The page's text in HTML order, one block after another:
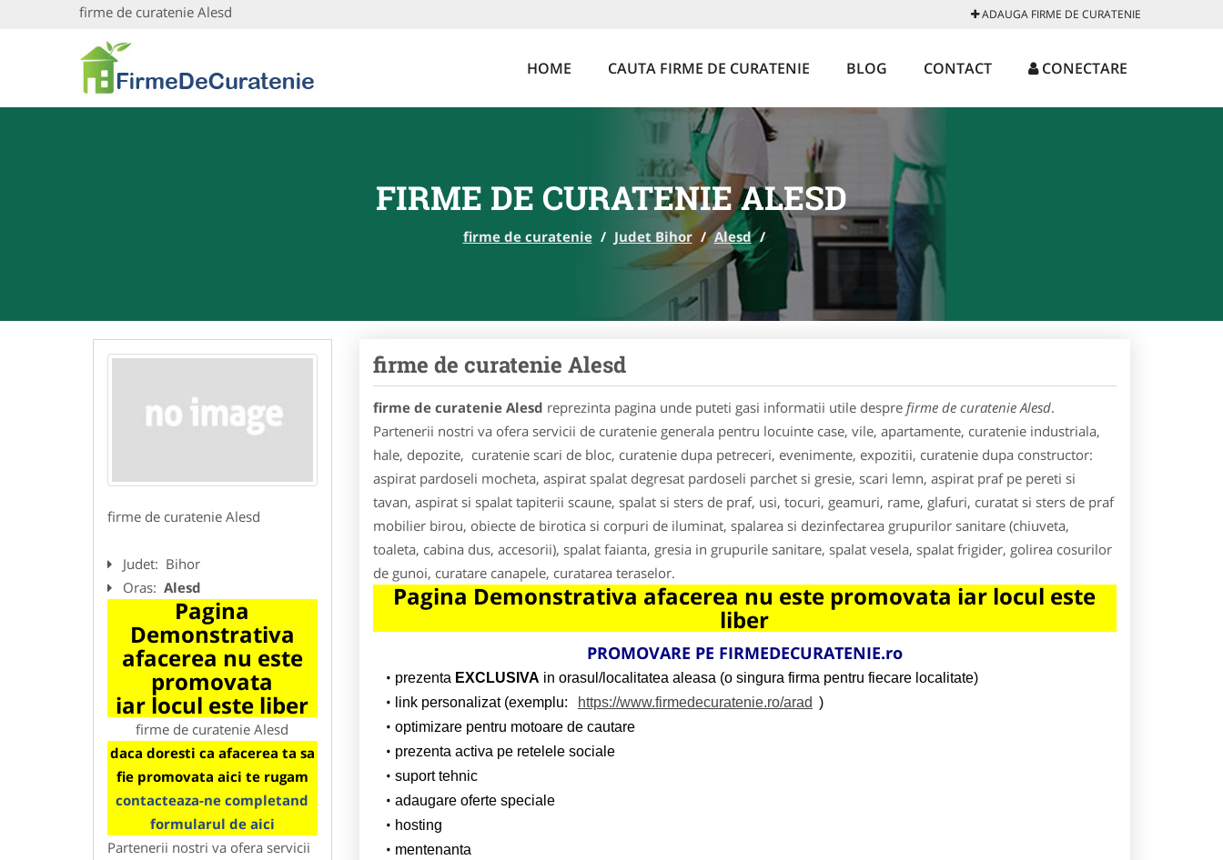
firme de curatenie Alesd ADAUGA FIRME DE CURATENIE
HOME CAUTA FIRME DE CURATENIE BLOG CONTACT CONECTARE
FIRME DE CURATENIE ALESD
firme de curatenie / Judet Bihor / Alesd /
firme de curatenie Alesd
Judet: Bihor
Oras: Alesd
Pagina
Demonstrativa
afacerea nu este
promovata
iar locul este liber
firme de curatenie Alesd
daca doresti ca afacerea ta sa
fie promovata aici te rugam
contacteaza-ne completand
formularul de aici
Partenerii nostri va ofera servicii
firme de curatenie Alesd
firme de curatenie Alesd reprezinta pagina unde puteti gasi informatii utile despre firme de curatenie Alesd.
Partenerii nostri va ofera servicii de curatenie generala pentru locuinte case, vile, apartamente, curatenie industriala,
hale, depozite, curatenie scari de bloc, curatenie dupa petreceri, evenimente, expozitii, curatenie dupa constructor:
aspirat pardoseli mocheta, aspirat spalat degresat pardoseli parchet si gresie, scari lemn, aspirat praf pe pereti si
tavan, aspirat si spalat tapiterii scaune, spalat si sters de praf, usi, tocuri, geamuri, rame, glafuri, curatat si sters de praf
mobilier birou, obiecte de birotica si corpuri de iluminat, spalarea si dezinfectarea grupurilor sanitare (chiuveta,
toaleta, cabina dus, accesorii), spalat faianta, gresia in grupurile sanitare, spalat vesela, spalat frigider, golirea cosurilor
de gunoi, curatare canapele, curatarea teraselor.
Pagina Demonstrativa afacerea nu este promovata iar locul este
liber
PROMOVARE PE FIRMEDECURATENIE.ro
prezenta EXCLUSIVA in orasul/localitatea aleasa (o singura firma pentru fiecare localitate)
link personalizat (exemplu:
https://www.firmedecuratenie.ro/arad )
optimizare pentru motoare de cautare
prezenta activa pe retelele sociale
suport tehnic
adaugare oferte speciale
hosting
mentenanta